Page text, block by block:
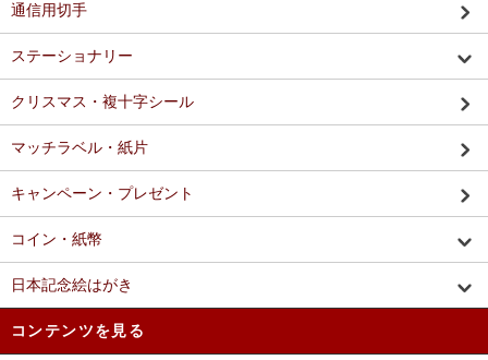
通信用切手
ステーショナリー
クリスマス・複十字シール
マッチラベル・紙片
キャンペーン・プレゼント
コイン・紙幣
日本記念絵はがき
コンテンツを見る